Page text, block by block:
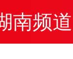
南频道